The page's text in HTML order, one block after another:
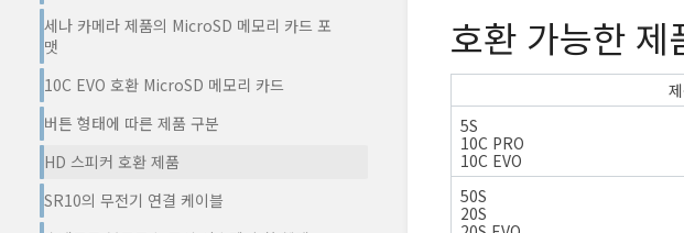
세나 카메라 제품의 MicroSD 메모리 카드 포
맷
10C EVO 호환 MicroSD 메모리 카드
버튼 형태에 따른 제품 구분
HD 스피커 호환 제품
SR10의 무전기 연결 케이블
호환 가능한 제
5S
10C PRO
10C EVO
50S
20S